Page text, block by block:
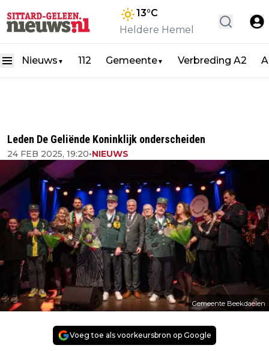
13°C
Heldere Hemel
Nieuws ▼ 112 Gemeente▼ Verbreding A2
Leden De Geliënde Koninklijk onderscheiden
24 FEB 2025, 19:20•NIEUWS
Gemeente Beekdaelen
Voeg toe als voorkeursbron op Google